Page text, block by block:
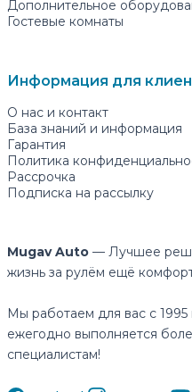
Дополнительное
Гостевые комнаты
Информация для
О нас и контакт
База знаний и информация
Гарантия
Политика
Рассрочка
Подписка на рассылку
Mugav Auto — Лучшее
жизнь за рулём ещё
Мы работаем для вас с
ежегодно выполняется
специалистам!